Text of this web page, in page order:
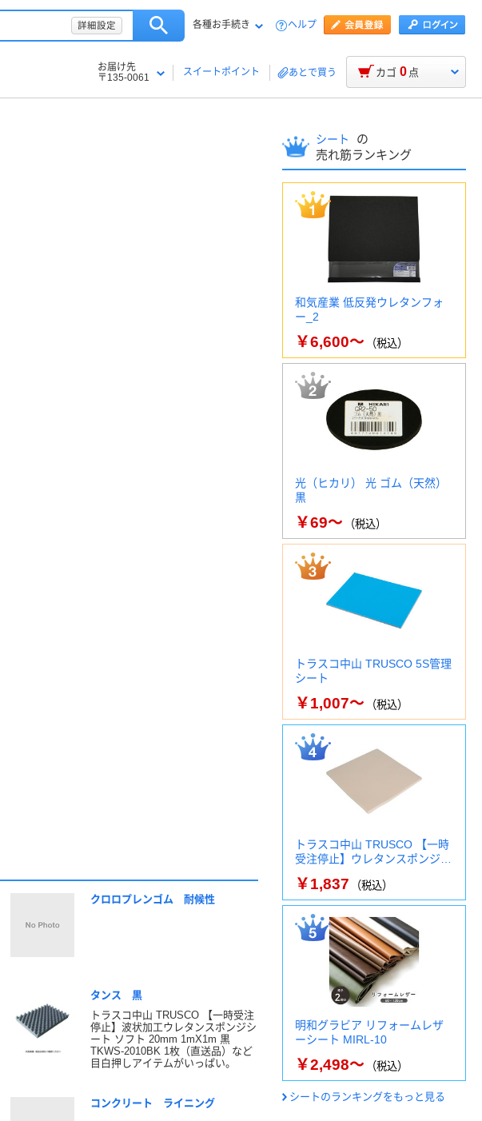
詳細設定 各種お手続き ヘルプ
お届け先
〒135-0061
スイートポイント あとで買う カゴ 0 点
クロロプレンゴム 耐候性
タンス 黒
トラスコ中山 TRUSCO 【一時受注
停止】波状加工ウレタンスポンジシ
ート ソフト 20mm 1mX1m 黒
TKWS-2010BK 1枚（直送品）など
目白押しアイテムがいっぱい。
コンクリート ライニング
シート
の
売れ筋ランキング
和気産業 低反発ウレタンフォ
ー_2
￥6,600～ （税込）
光（ヒカリ） 光 ゴム（天然）
黒
￥69～ （税込）
トラスコ中山 TRUSCO 5S管理
シート
￥1,007～ （税込）
トラスコ中山 TRUSCO 【一時
受注停止】ウレタンスポンジ…
￥1,837 （税込）
明和グラビア リフォームレザ
ーシート MIRL-10
￥2,498～ （税込）
シートのランキングをもっと見る